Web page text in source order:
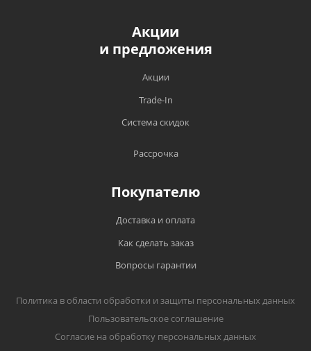
Акции
и предложения
Акции
Trade-In
Система скидок
Рассрочка
Покупателю
Доставка и оплата
Как сделать заказ
Вопросы гарантии
Политика в области обработки и защиты персональных данных
Пользовательское соглашение
Согласие на обработку персональных данных